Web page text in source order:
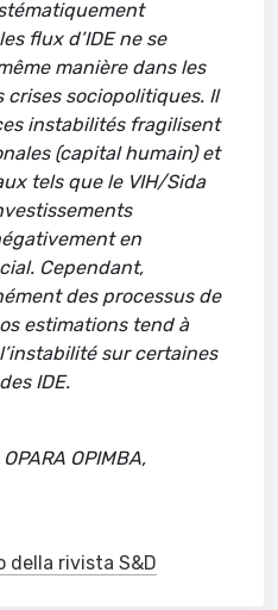
flux d’IDE ne se
manière dans les
crises sociopolitiques. Il
instabilités fragilisent
(capital humain) et
tels que le VIH/Sida
en
Cependant,
des processus de
estimations tend à
sur certaines
IDE.
OPIMBA,
della rivista S&D